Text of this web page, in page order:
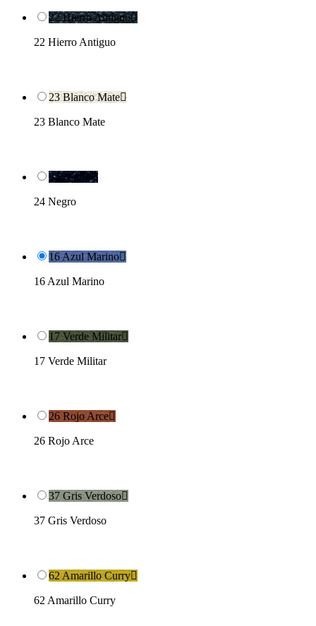
22 Hierro Antiguo
22 Hierro Antiguo
23 Blanco Mate
23 Blanco Mate
24 Negro
24 Negro
16 Azul Marino
16 Azul Marino
17 Verde Militar
17 Verde Militar
26 Rojo Arce
26 Rojo Arce
37 Gris Verdoso
37 Gris Verdoso
62 Amarillo Curry
62 Amarillo Curry